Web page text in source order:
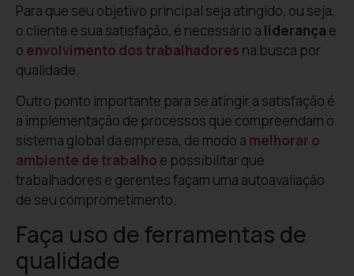
Para que seu objetivo principal seja atingido, ou seja,
o cliente e sua satisfação, é necessário a liderança e
o envolvimento dos trabalhadores na busca por
qualidade.
Outro ponto importante para se atingir a satisfação é
a implementação de processos que compreendam o
sistema global da empresa, de modo a melhorar o
ambiente de trabalho e possibilitar que
trabalhadores e gerentes façam uma autoavaliação
de seu comprometimento.
Faça uso de ferramentas de
qualidade